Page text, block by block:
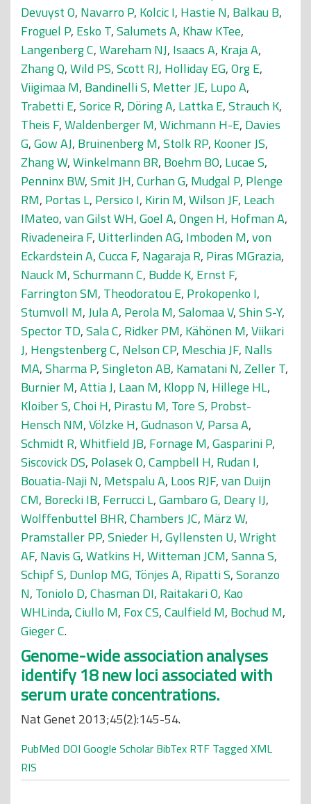
Devuyst O, Navarro P, Kolcic I, Hastie N, Balkau B,
Froguel P, Esko T,Salumets A, Khaw KTee,
Langenberg C,Wareham NJ, Isaacs A, Kraja A,
Zhang Q,Wild PS,Scott RJ, Holliday EG,Org E,
Viigimaa M, Bandinelli S, Metter JE, Lupo A,
Trabetti E,Sorice R, Döring A, Lattka E,Strauch K,
Theis F,Waldenberger M,Wichmann H-E, Davies
G,Gow AJ, Bruinenberg M,Stolk RP, Kooner JS,
Zhang W,Winkelmann BR, Boehm BO, Lucae S,
Penninx BW,Smit JH,Curhan G, Mudgal P, Plenge
RM, Portas L, Persico I, Kirin M,Wilson JF, Leach
IMateo,van Gilst WH,Goel A,Ongen H, Hofman A,
Rivadeneira F, Uitterlinden AG, Imboden M,von
Eckardstein A,Cucca F, Nagaraja R, Piras MGrazia,
Nauck M,Schurmann C, Budde K, Ernst F,
Farrington SM, Theodoratou E, Prokopenko I,
Stumvoll M,Jula A, Perola M,Salomaa V,Shin S-Y,
Spector TD,Sala C, Ridker PM, Kähönen M,Viikari
J, Hengstenberg C, Nelson CP, Meschia JF, Nalls
MA,Sharma P,Singleton AB, Kamatani N,Zeller T,
Burnier M,Attia J, Laan M, Klopp N, Hillege HL,
Kloiber S,Choi H, Pirastu M, Tore S, Probst-
Hensch NM,Völzke H,Gudnason V, Parsa A,
Schmidt R,Whitfield JB, Fornage M,Gasparini P,
Siscovick DS, Polasek O,Campbell H, Rudan I,
Bouatia-Naji N, Metspalu A, Loos RJF,van Duijn
CM, Borecki IB, Ferrucci L,Gambaro G, Deary IJ,
Wolffenbuttel BHR,Chambers JC, März W,
Pramstaller PP,Snieder H,Gyllensten U,Wright
AF, Navis G,Watkins H,Witteman JCM,Sanna S,
Schipf S, Dunlop MG, Tönjes A, Ripatti S,Soranzo
N, Toniolo D,Chasman DI, Raitakari O, Kao
WHLinda,Ciullo M, Fox CS,Caulfield M, Bochud M,
Gieger C.
Genome-wide association analyses
identify 18 new loci associated with
serum urate concentrations.
Nat Genet 2013;45(2):145-54.
PubMed DOI Google Scholar BibTex RTF Tagged XML
RIS